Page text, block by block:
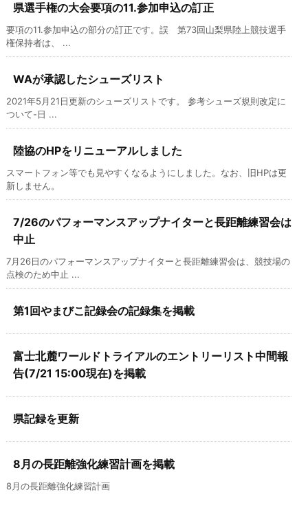
県選手権の大会要項の11.参加申込の訂正
要項の11.参加申込の部分の訂正です。誤 第73回山梨県陸上競技選手
権保持者は、 ...
WAが承認したシューズリスト
2021年5月21日更新のシューズリストです。 参考シューズ規則改定に
ついて-日 ...
陸協のHPをリニューアルしました
スマートフォン等でも見やすくなるようにしました。なお、旧HPは更
新しません。
7/26のパフォーマンスアップナイターと長距離練習会は
中止
7月26日のパフォーマンスアップナイターと長距離練習会は、競技場の
点検のため中止 ...
第1回やまびこ記録会の記録集を掲載
富士北麓ワールドトライアルのエントリーリスト中間報
告(7/21 15:00現在)を掲載
県記録を更新
8月の長距離強化練習計画を掲載
8月の長距離強化練習計画